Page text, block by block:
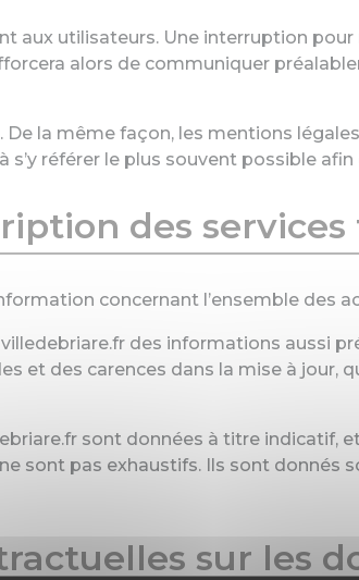
aux utilisateurs. Une interruption
alors de communiquer
la même façon, les mentions
référer le plus souvent possible afin
des
concernant l’ensemble des
des informations aussi
et des carences dans la mise à jour,
sont données à titre indicatif,
sont pas exhaustifs. Ils sont donnés
sur les